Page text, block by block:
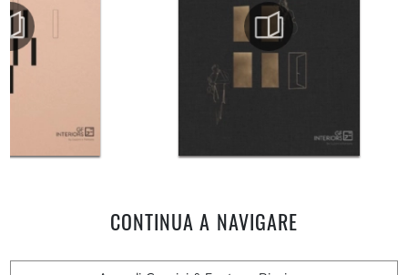
CONTINUA A NAVIGARE